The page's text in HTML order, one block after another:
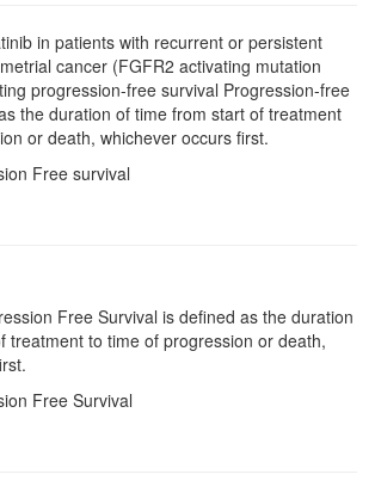
in patients with recurrent or persistent
cancer (FGFR2 activating mutation
progression-free survival Progression-free
the duration of time from start of treatment
or death, whichever occurs first.
Free survival
Free Survival is defined as the duration
treatment to time of progression or death,
Free Survival